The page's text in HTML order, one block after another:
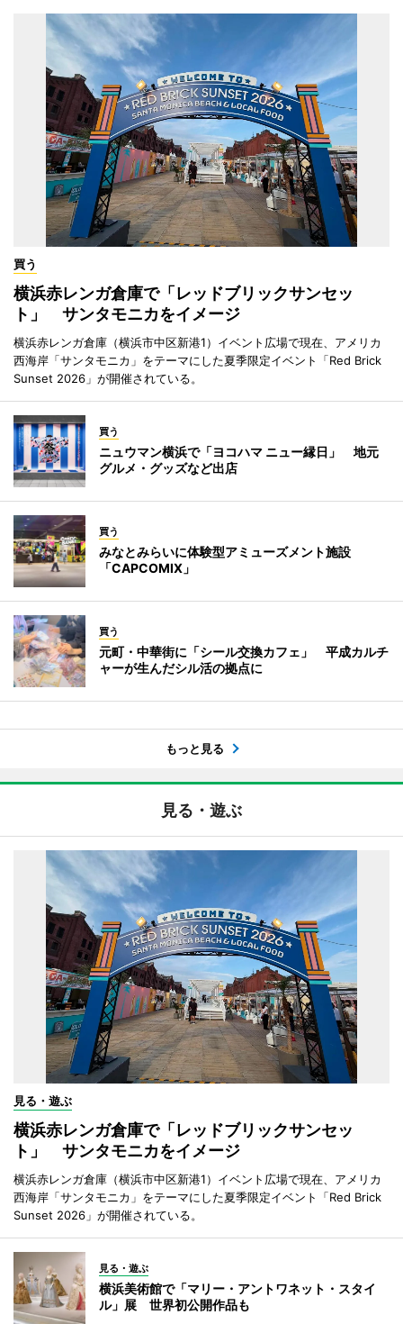
買う
横浜赤レンガ倉庫で「レッドブリックサンセッ
ト」 サンタモニカをイメージ
横浜赤レンガ倉庫（横浜市中区新港1）イベント広場で現在、アメリカ
西海岸「サンタモニカ」をテーマにした夏季限定イベント「Red Brick
Sunset 2026」が開催されている。
買う
ニュウマン横浜で「ヨコハマ ニュー縁日」 地元
グルメ・グッズなど出店
買う
みなとみらいに体験型アミューズメント施設
「CAPCOMIX」
買う
元町・中華街に「シール交換カフェ」 平成カルチ
ャーが生んだシル活の拠点に
もっと見る
見る・遊ぶ
見る・遊ぶ
横浜赤レンガ倉庫で「レッドブリックサンセッ
ト」 サンタモニカをイメージ
横浜赤レンガ倉庫（横浜市中区新港1）イベント広場で現在、アメリカ
西海岸「サンタモニカ」をテーマにした夏季限定イベント「Red Brick
Sunset 2026」が開催されている。
見る・遊ぶ
横浜美術館で「マリー・アントワネット・スタイ
ル」展 世界初公開作品も